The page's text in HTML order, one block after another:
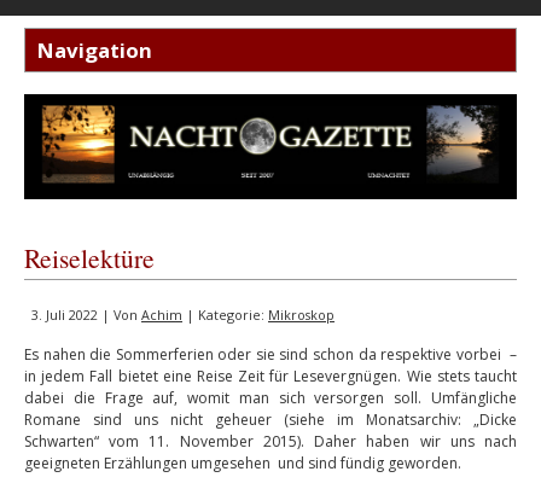
Reiselektüre
3. Juli 2022 | Von Achim | Kategorie: Mikroskop
Es nahen die Sommerferien oder sie sind schon da respektive vorbei –
in jedem Fall bietet eine Reise Zeit für Lesevergnügen. Wie stets taucht
dabei die Frage auf, womit man sich versorgen soll. Umfängliche
Romane sind uns nicht geheuer (siehe im Monatsarchiv: „Dicke
Schwarten“ vom 11. November 2015). Daher haben wir uns nach
geeigneten Erzählungen umgesehen und sind fündig geworden.